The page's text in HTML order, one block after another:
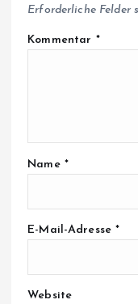
Erforderliche Felder
Kommentar *
Name *
E-Mail-Adresse*
Website